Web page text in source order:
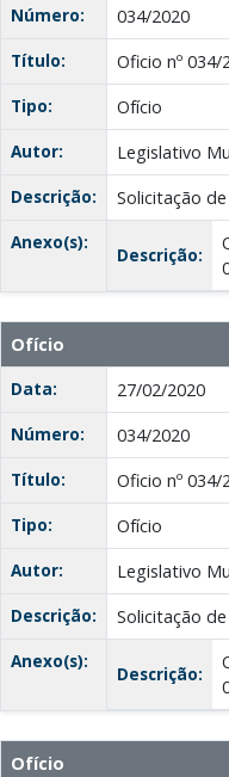
Número:
034/2020
Título:
Oficio nº 034/
Tipo:
Ofício
Autor:
Legislativo
Descrição:
Solicitação
Anexo(s):
Descrição:
Ofício
Data:
27/02/2020
Número:
034/2020
Título:
Oficio nº 034/
Tipo:
Ofício
Autor:
Legislativo
Descrição:
Solicitação
Anexo(s):
Descrição:
Ofício